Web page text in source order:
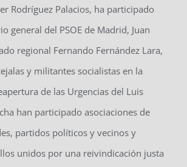
Rodríguez Palacios, ha participado
general del PSOE de Madrid, Juan
regional Fernando Fernández Lara,
y militantes socialistas en la
de las Urgencias del Luis
han participado asociaciones de
partidos políticos y vecinos y
unidos por una reivindicación justa